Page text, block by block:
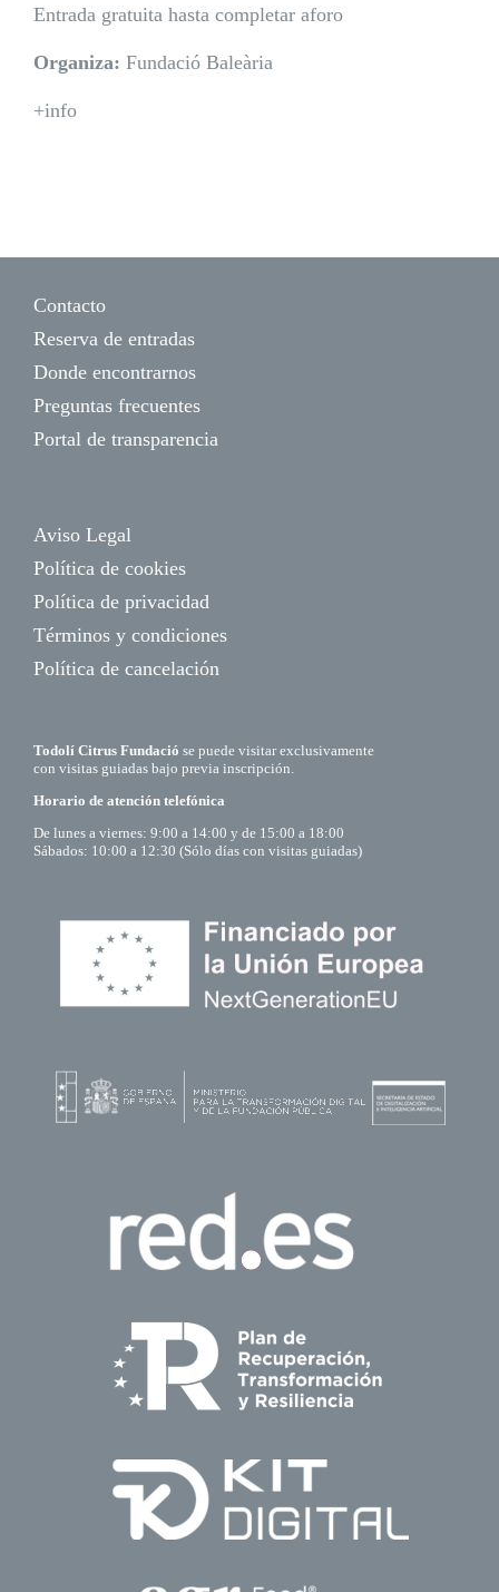
Entrada gratuita hasta completar aforo
Organiza: Fundació Baleària
+info
Contacto
Reserva de entradas
Donde encontrarnos
Preguntas frecuentes
Portal de transparencia
Aviso Legal
Política de cookies
Política de privacidad
Términos y condiciones
Política de cancelación
Todolí Citrus Fundació se puede visitar exclusivamente
con visitas guiadas bajo previa inscripción.
Horario de atención telefónica
De lunes a viernes: 9:00 a 14:00 y de 15:00 a 18:00
Sábados: 10:00 a 12:30 (Sólo días con visitas guiadas)